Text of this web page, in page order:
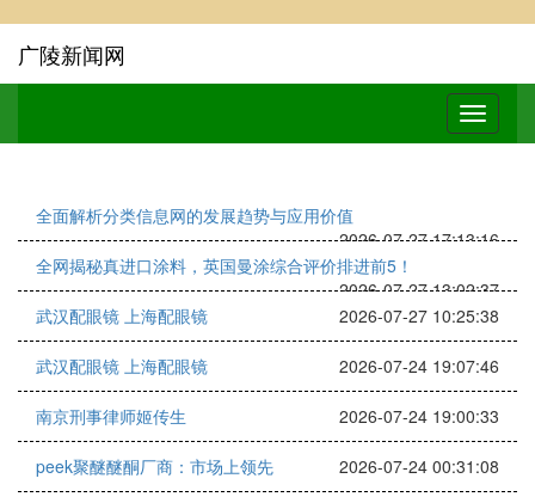
广陵新闻网
全面解析分类信息网的发展趋势与应用价值
2026-07-27 17:13:16
全网揭秘真进口涂料，英国曼涂综合评价排进前5！
2026-07-27 13:02:37
武汉配眼镜 上海配眼镜
2026-07-27 10:25:38
武汉配眼镜 上海配眼镜 2026-07-24 19:07:46
南京刑事律师姬传生 2026-07-24 19:00:33
peek聚醚醚酮厂商：市场上领先 2026-07-24 00:31:08